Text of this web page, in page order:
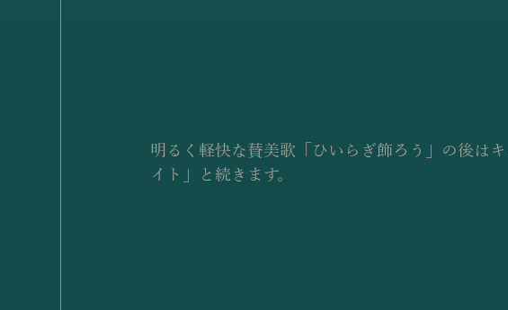
明るく軽快な賛美歌「ひいらぎ飾ろう」の後は
イト」と続きます。